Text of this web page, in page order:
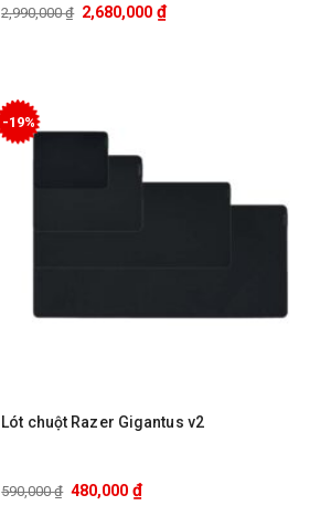
2,990,000₫ 2,680,000₫
-19%
Lót chuột Razer Gigantus v2
590,000₫ 480,000₫